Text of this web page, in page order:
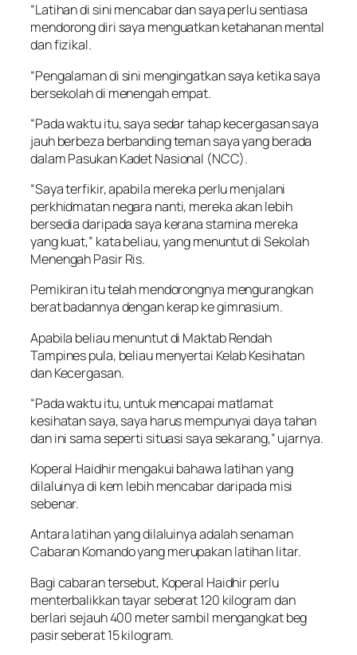
“Latihan di sini mencabar dan saya perlu sentiasa
mendorong diri saya menguatkan ketahanan mental
dan fizikal.
“Pengalaman di sini mengingatkan saya ketika saya
bersekolah di menengah empat.
“Pada waktu itu, saya sedar tahap kecergasan saya
jauh berbeza berbanding teman saya yang berada
dalam Pasukan Kadet Nasional (NCC).
“Saya terfikir, apabila mereka perlu menjalani
perkhidmatan negara nanti, mereka akan lebih
bersedia daripada saya kerana stamina mereka
yang kuat,” kata beliau, yang menuntut di Sekolah
Menengah Pasir Ris.
Pemikiran itu telah mendorongnya mengurangkan
berat badannya dengan kerap ke gimnasium.
Apabila beliau menuntut di Maktab Rendah
Tampines pula, beliau menyertai Kelab Kesihatan
dan Kecergasan.
“Pada waktu itu, untuk mencapai matlamat
kesihatan saya, saya harus mempunyai daya tahan
dan ini sama seperti situasi saya sekarang,” ujarnya.
Koperal Haidhir mengakui bahawa latihan yang
dilaluinya di kem lebih mencabar daripada misi
sebenar.
Antara latihan yang dilaluinya adalah senaman
Cabaran Komando yang merupakan latihan litar.
Bagi cabaran tersebut, Koperal Haidhir perlu
menterbalikkan tayar seberat 120 kilogram dan
berlari sejauh 400 meter sambil mengangkat beg
pasir seberat 15 kilogram.